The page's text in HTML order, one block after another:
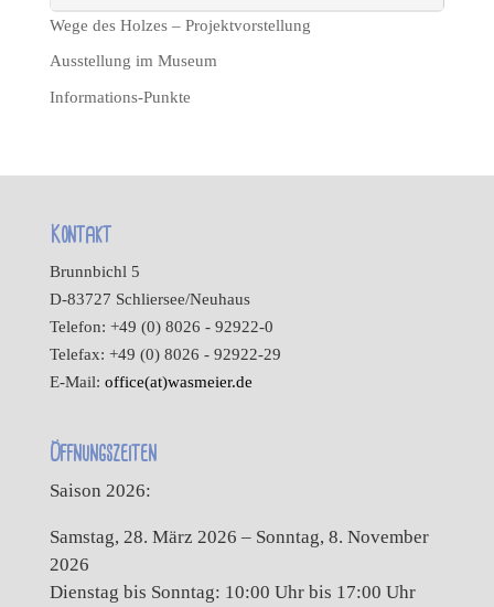
Wege des Holzes – Projektvorstellung
Ausstellung im Museum
Informations-Punkte
Kontakt
Brunnbichl 5
D-83727 Schliersee/Neuhaus
Telefon: +49 (0) 8026 - 92922-0
Telefax: +49 (0) 8026 - 92922-29
E-Mail: office(at)wasmeier.de
Öffnungszeiten
Saison 2026:
Samstag, 28. März 2026 – Sonntag, 8. November
2026
Dienstag bis Sonntag: 10:00 Uhr bis 17:00 Uhr